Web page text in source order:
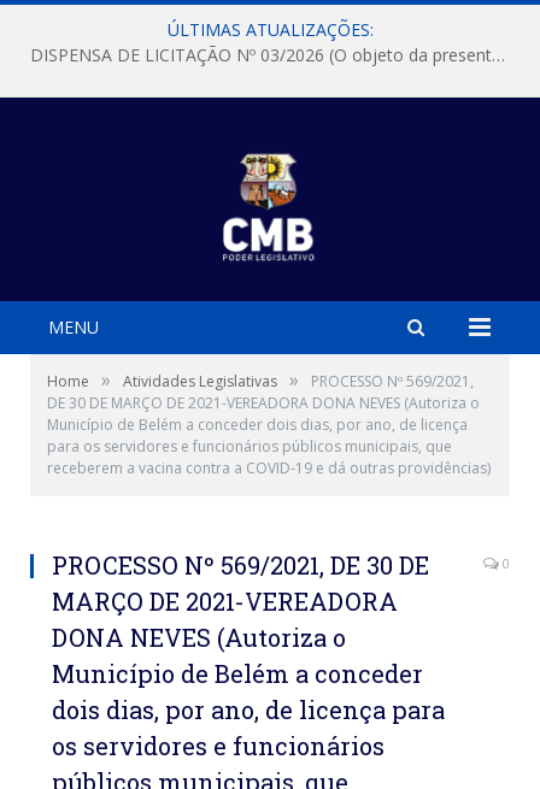
ÚLTIMAS ATUALIZAÇÕES:
DISPENSA DE LICITAÇÃO Nº 03/2026 (O objeto da presente dispensa é a escolha da proposta mais vantajosa para a aquisição, de aparelhos de ar condicionado, tipo Split, com material de instalação e fogão industrial, conforme condições, quantidades e exigências estabelecidas no termo de referencia e neste aviso de contratação direta e seus anexos)
MENU
Home » Atividades Legislativas »
PROCESSO Nº 569/2021,
DE 30 DE MARÇO DE 2021-VEREADORA DONA NEVES (Autoriza o
Município de Belém a conceder dois dias, por ano, de licença
para os servidores e funcionários públicos municipais, que
receberem a vacina contra a COVID-19 e dá outras providências)
PROCESSO Nº 569/2021, DE 30 DE
MARÇO DE 2021-VEREADORA
DONA NEVES (Autoriza o
Município de Belém a conceder
dois dias, por ano, de licença para
os servidores e funcionários
públicos municipais, que
0